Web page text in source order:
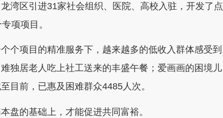
湾区引进31家社会组织、医院、高校入驻，开发了点
项项目。
项目的精准服务下，越来越多的低收入群体感受到
独居老人吃上社工送来的丰盛午餐；爱画画的困境儿
前，已惠及困难群众4485人次。
的基础上，才能促进共同富裕。